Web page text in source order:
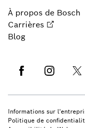
À propos de Bosch
Carrières
Blog
Informations sur
Politique de